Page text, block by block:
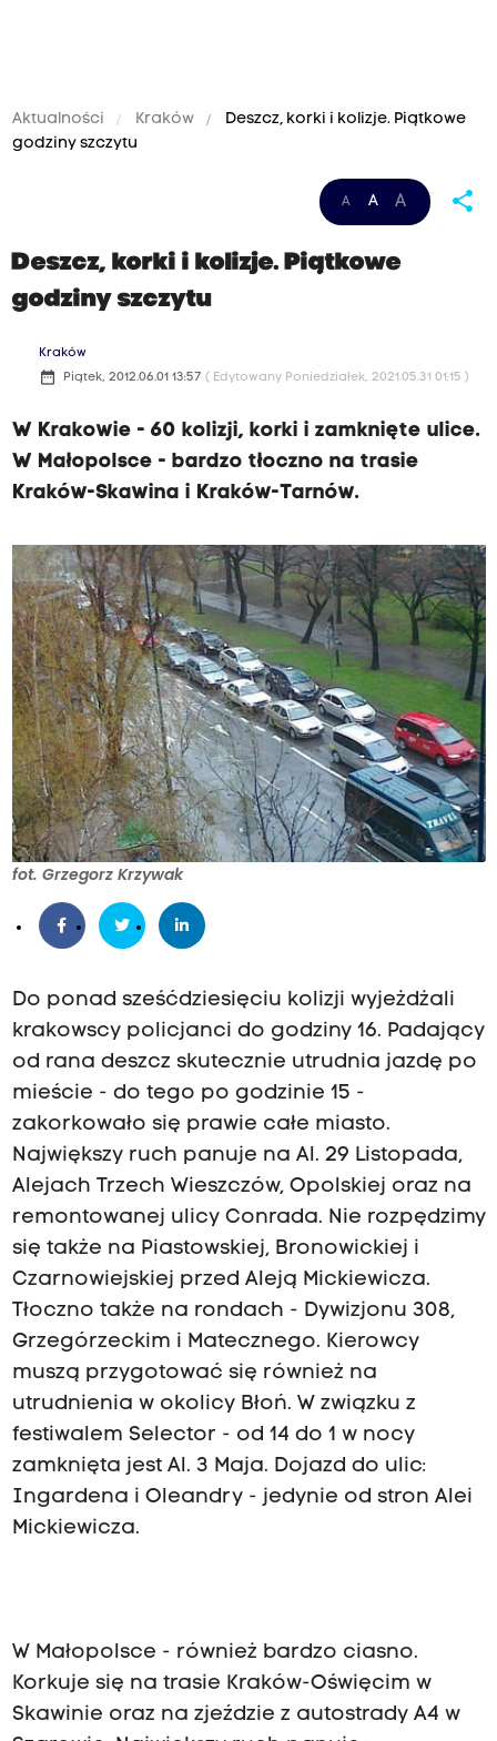
Aktualności Kraków
Deszcz, korki i kolizje. Piątkowe
godziny szczytu
A A A share
Deszcz, korki i kolizje. Piątkowe
godziny szczytu
Kraków
date_range Piątek, 2012.06.01 13:57 ( Edytowany Poniedziałek, 2021.05.31 01:15 )
W Krakowie - 60 kolizji, korki i zamknięte ulice.
W Małopolsce - bardzo tłoczno na trasie
Kraków-Skawina i Kraków-Tarnów.
fot. Grzegorz Krzywak
Do ponad sześćdziesięciu kolizji wyjeżdżali
krakowscy policjanci do godziny 16. Padający
od rana deszcz skutecznie utrudnia jazdę po
mieście - do tego po godzinie 15 -
zakorkowało się prawie całe miasto.
Największy ruch panuje na Al. 29 Listopada,
Alejach Trzech Wieszczów, Opolskiej oraz na
remontowanej ulicy Conrada. Nie rozpędzimy
się także na Piastowskiej, Bronowickiej i
Czarnowiejskiej przed Aleją Mickiewicza.
Tłoczno także na rondach - Dywizjonu 308,
Grzegórzeckim i Matecznego. Kierowcy
muszą przygotować się również na
utrudnienia w okolicy Błoń. W związku z
festiwalem Selector - od 14 do 1 w nocy
zamknięta jest Al. 3 Maja. Dojazd do ulic:
Ingardena i Oleandry - jedynie od stron Alei
Mickiewicza.
W Małopolsce - również bardzo ciasno.
Korkuje się na trasie Kraków-Oświęcim w
Skawinie oraz na zjeździe z autostrady A4 w